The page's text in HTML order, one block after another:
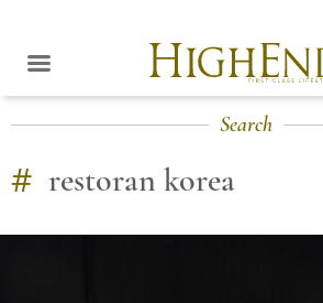
Search
# restoran korea